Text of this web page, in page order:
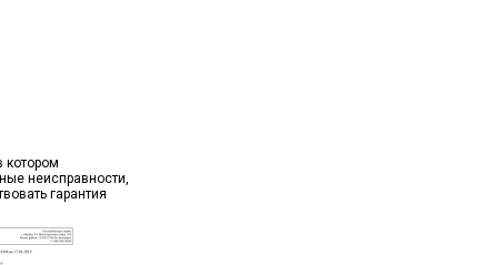
котором
неисправности,
гарантия